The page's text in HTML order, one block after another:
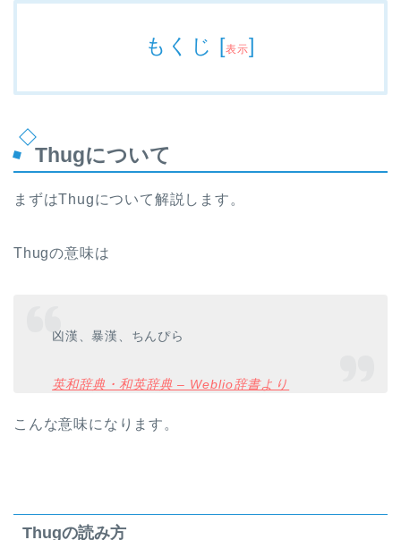
もくじ [表示]
Thugについて
まずはThugについて解説します。
Thugの意味は
凶漢、暴漢、ちんぴら
英和辞典・和英辞典 – Weblio辞書より
こんな意味になります。
Thugの読み方